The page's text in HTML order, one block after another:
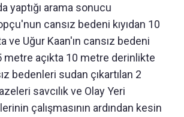
yaptığı arama sonucu
cansız bedeni kıyıdan 10
ve Uğur Kaan'ın cansız bedeni
metre açıkta 10 metre derinlikte
bedenleri sudan çıkartılan 2
savcılık ve Olay Yeri
çalışmasının ardından kesin